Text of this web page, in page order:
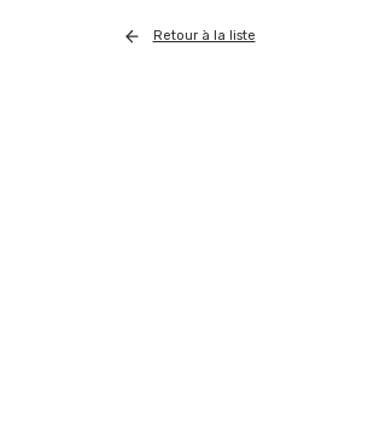
Retour à la liste